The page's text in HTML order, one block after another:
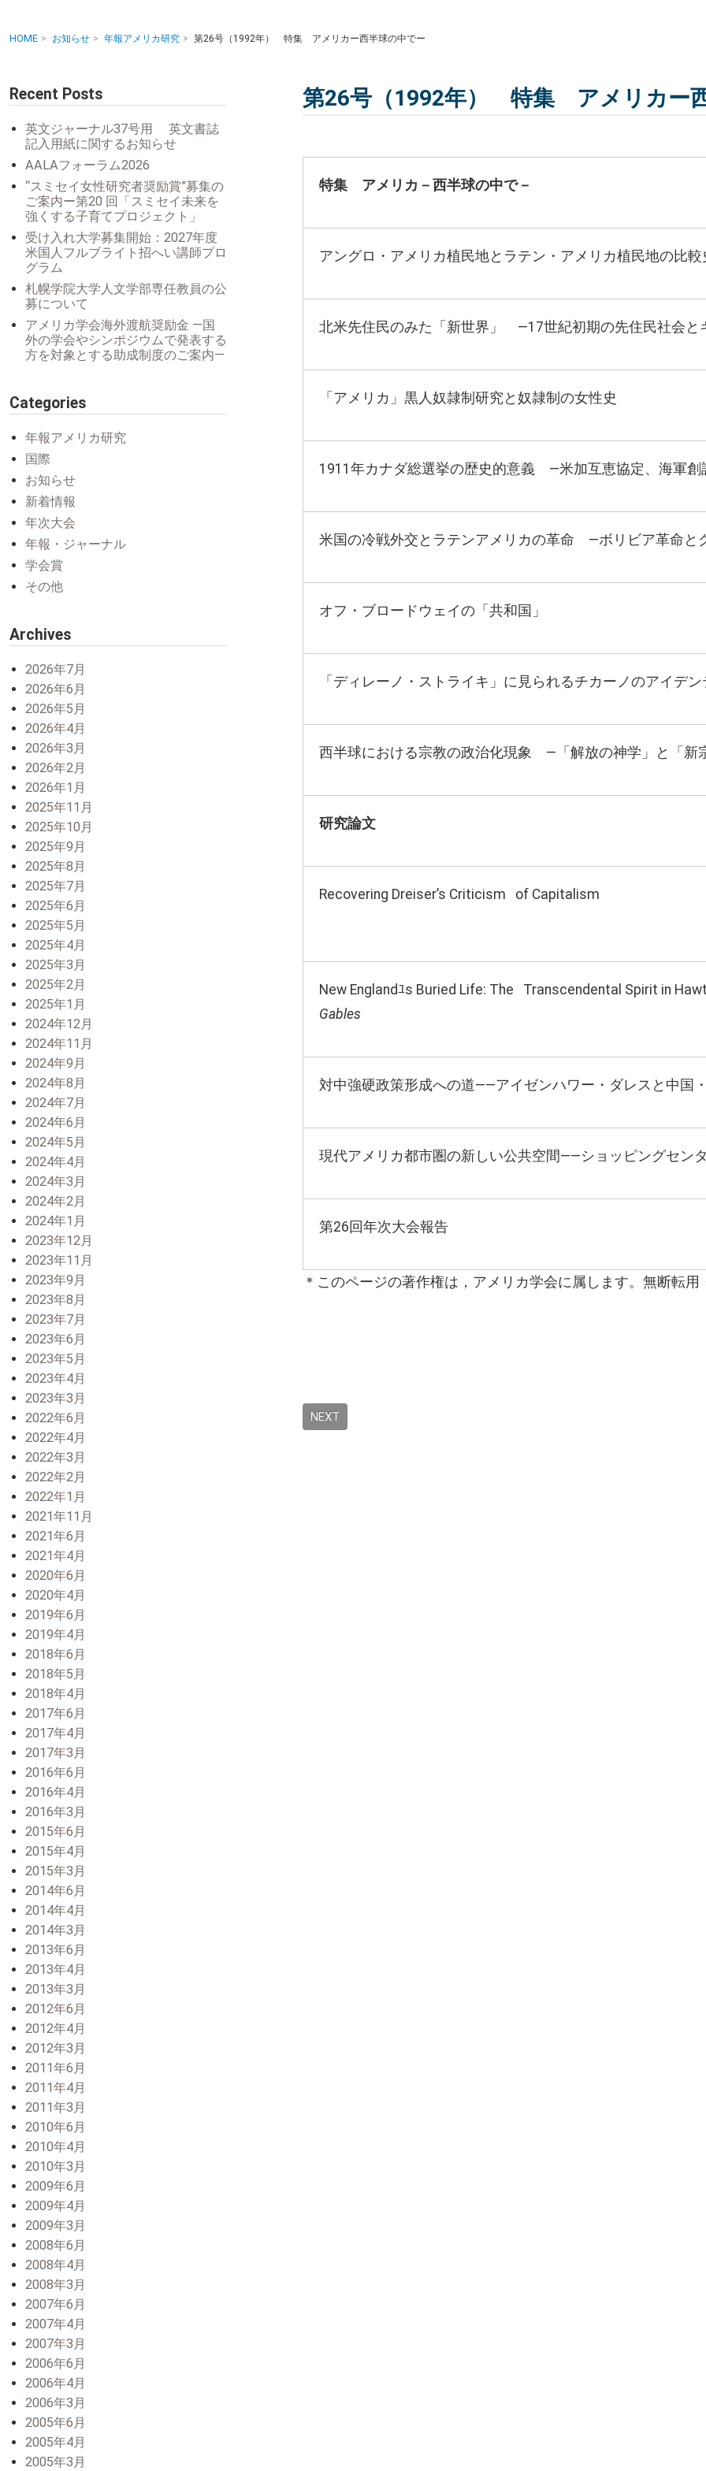
HOME お知らせ 年報アメリカ研究 第26号（1992年） 特集 アメリカー西半球の中でー
第26号（1992年） 特集 アメリカー
特集 アメリカ－西半球の中で－
アングロ・アメリカ植民地とラテン・アメリカ植民地の比較
北米先住民のみた「新世界」 ―17世紀初期の先住民社会と
「アメリカ」黒人奴隷制研究と奴隷制の女性史
1911年カナダ総選挙の歴史的意義 ―米加互恵協定、海軍創
米国の冷戦外交とラテンアメリカの革命 ―ボリビア革命と
オフ・ブロードウェイの「共和国」
「ディレーノ・ストライキ」に見られるチカーノのアイデ
西半球における宗教の政治化現象 ―「解放の神学」と「新
研究論文
Recovering Dreiser’s Criticism of Capitalism
New Englandﾕs Buried Life: The Transcendental Spirit in
Gables
対中強硬政策形成への道――アイゼンハワー・ダレスと中国
現代アメリカ都市圏の新しい公共空間――ショッピングセン
第26回年次大会報告
＊このページの著作権は，アメリカ学会に属します。無断転
NEXT
Recent Posts
英文ジャーナル37号用 英文書誌
記入用紙に関するお知らせ
AALAフォーラム2026
“スミセイ女性研究者奨励賞”募集の
ご案内ー第20 回「スミセイ未来を
強くする子育てプロジェクト」
受け入れ大学募集開始：2027年度
米国人フルブライト招へい講師プロ
グラム
札幌学院大学人文学部専任教員の公
募について
アメリカ学会海外渡航奨励金 ―国
外の学会やシンポジウムで発表する
方を対象とする助成制度のご案内―
Categories
年報アメリカ研究
国際
お知らせ
新着情報
年次大会
年報・ジャーナル
学会賞
その他
Archives
2026年7月
2026年6月
2026年5月
2026年4月
2026年3月
2026年2月
2026年1月
2025年11月
2025年10月
2025年9月
2025年8月
2025年7月
2025年6月
2025年5月
2025年4月
2025年3月
2025年2月
2025年1月
2024年12月
2024年11月
2024年9月
2024年8月
2024年7月
2024年6月
2024年5月
2024年4月
2024年3月
2024年2月
2024年1月
2023年12月
2023年11月
2023年9月
2023年8月
2023年7月
2023年6月
2023年5月
2023年4月
2023年3月
2022年6月
2022年4月
2022年3月
2022年2月
2022年1月
2021年11月
2021年6月
2021年4月
2020年6月
2020年4月
2019年6月
2019年4月
2018年6月
2018年5月
2018年4月
2017年6月
2017年4月
2017年3月
2016年6月
2016年4月
2016年3月
2015年6月
2015年4月
2015年3月
2014年6月
2014年4月
2014年3月
2013年6月
2013年4月
2013年3月
2012年6月
2012年4月
2012年3月
2011年6月
2011年4月
2011年3月
2010年6月
2010年4月
2010年3月
2009年6月
2009年4月
2009年3月
2008年6月
2008年4月
2008年3月
2007年6月
2007年4月
2007年3月
2006年6月
2006年4月
2006年3月
2005年6月
2005年4月
2005年3月